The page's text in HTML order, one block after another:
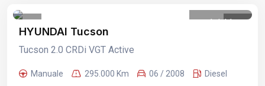
1 /11
HYUNDAI Tucson
Tucson 2.0 CRDi VGT Active
Manuale 295.000 Km 06 / 2008 Diesel